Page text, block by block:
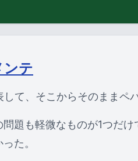
ンテ
して、そこからそのままペ
問題も軽微なものが1つだ
た。